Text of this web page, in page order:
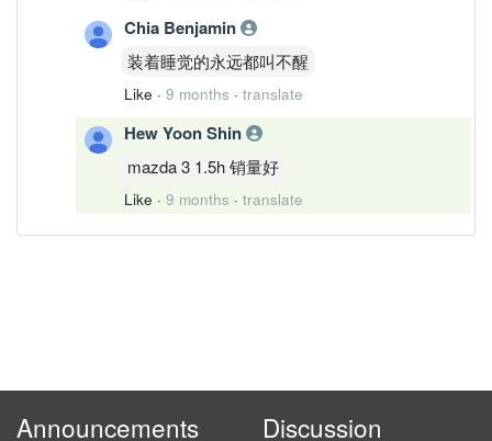
Chia Benjamin
装着睡觉的永远都叫不醒
Like · 9 months · translate
Hew Yoon Shin
mazda 3 1.5h 销量好
Like · 9 months · translate
Announcements Discussion